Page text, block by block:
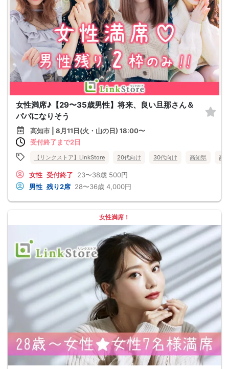
女性満席♪【29〜35歳男性】将来、良い旦那さん＆
パパになりそう
高知市 | 8月11日(火・山の日) 18:00〜
受付終了まで2日
【リンクストア】LinkStore 20代向け 30代向け 高知県 高
女性 受付終了 23〜38歳 500円
男性 残り2席 28〜36歳 4,000円
女性満席！